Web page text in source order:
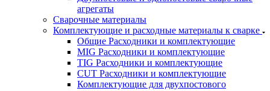
агрегаты
Сварочные материалы
Комплектующие и расходные материалы к сварке
Общие Расходники и комплектующие
MIG Расходники и комплектующие
TIG Расходники и комплектующие
CUT Расходники и комплектующие
Комплектующие для двухпостового